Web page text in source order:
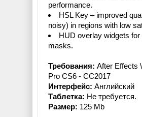
performance.
HSL Key – improved
noisy) in regions with low
HUD overlay widgets for
masks.
Требования: After Effects
Pro CS6 - CC2017
Интерфейс: Английский
Таблетка: Не требуется.
Размер: 125 Mb